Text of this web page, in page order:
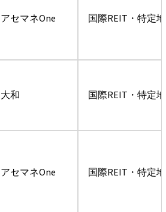
アセマネOne 国際REIT・特定
大和 国際REIT・特定
アセマネOne 国際REIT・特定